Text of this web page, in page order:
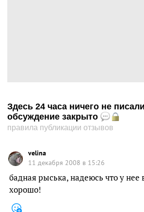
Здесь 24 часа ничего не
обсуждение закрыто
правила публикации отзывов
velina
11 декабря 2008 в 15:26
бадная рыська, надеюсь что у нее
хорошо!